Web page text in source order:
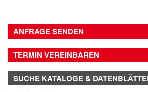
ANFRAGE SENDEN
TERMIN VEREINBAREN
SUCHE KATALOGE &